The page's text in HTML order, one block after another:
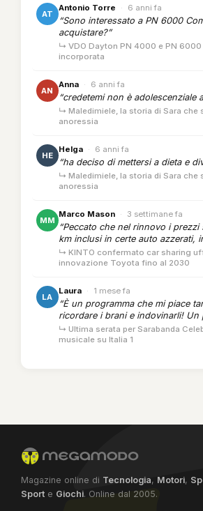
AT
Antonio Torre · 6 anni fa
“Sono interessato a PN 6000
acquistare?”
↳ VDO Dayton PN 4000 e PN
incorporata
AN
Anna · 6 anni fa
“credetemi non è adolescenziale
↳ Maledimiele, la storia di Sara che
anoressia
HE
Helga · 6 anni fa
“ha deciso di mettersi a dieta e
↳ Maledimiele, la storia di Sara che
anoressia
MM
Marco Mason · 3 settimane fa
“Peccato che nel rinnovo i prezzi
km inclusi in certe auto azzerati,
↳ KINTO confermato car sharing
innovazione Toyota fino al 2030
LA
Laura · 1 mese fa
“È un programma che mi piace
ricordare i brani e indovinarli! Un
↳ Ultima serata per Sarabanda
musicale su Italia 1
Magazine online di Tecnologia, Motori,
Sport e Giochi. Online dal 2005.